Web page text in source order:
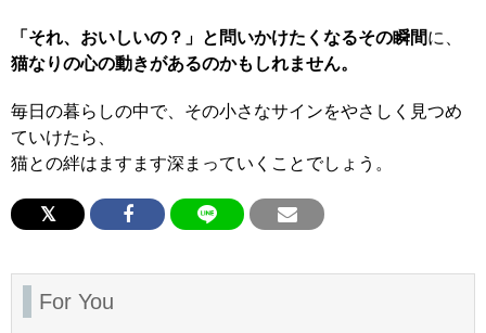
「それ、おいしいの？」と問いかけたくなるその瞬間に、
猫なりの心の動きがあるのかもしれません。
毎日の暮らしの中で、その小さなサインをやさしく見つめ
ていけたら、
猫との絆はますます深まっていくことでしょう。
For You